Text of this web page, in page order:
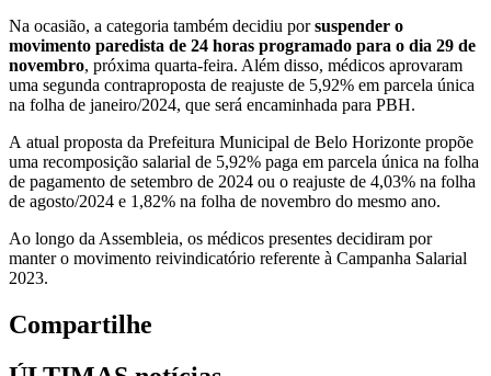
Na ocasião, a categoria também decidiu porsuspender o
movimento paredista de 24 horas programado para o dia 29 de
novembro, próxima quarta-feira. Além disso, médicos aprovaram
uma segunda contraproposta de reajuste de 5,92% em parcela única
na folha de janeiro/2024, que será encaminhada para PBH.
A atual proposta da Prefeitura Municipal de Belo Horizonte propõe
uma recomposição salarial de 5,92% paga em parcela única na folha
de pagamento de setembro de 2024 ou o reajuste de 4,03% na folha
de agosto/2024 e 1,82% na folha de novembro do mesmo ano.
Ao longo da Assembleia, os médicos presentes decidiram por
manter o movimento reivindicatório referente à Campanha Salarial
2023.
Compartilhe